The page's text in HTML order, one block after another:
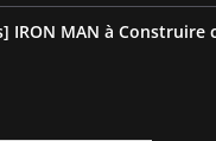
IRON MAN à Construire